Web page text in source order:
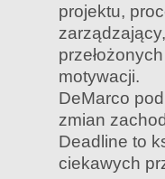
projektu,
motywacji.
DeMarco
zmian
Deadline to
ciekawych